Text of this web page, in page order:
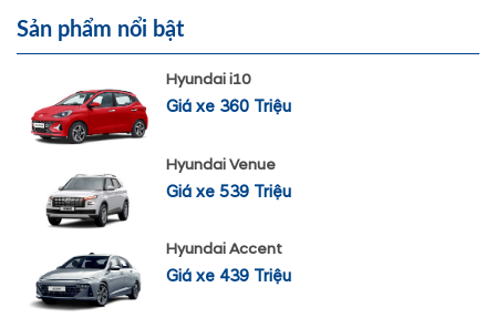
Sản phẩm nổi bật
Hyundai i10
Giá xe 360 Triệu
Hyundai Venue
Giá xe 539 Triệu
Hyundai Accent
Giá xe 439 Triệu